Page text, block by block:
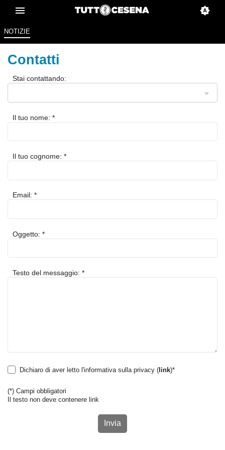
NOTIZIE
Contatti
Stai contattando:
Il tuo nome: *
Il tuo cognome: *
Email: *
Oggetto: *
Testo del messaggio: *
Dichiaro di aver letto l'informativa sulla privacy (link)*
(*) Campi obbligatori
Il testo non deve contenere link